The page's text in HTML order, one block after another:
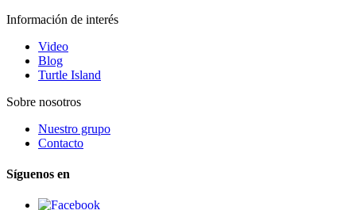
Información de interés
Video
Blog
Turtle Island
Sobre nosotros
Nuestro grupo
Contacto
Síguenos en